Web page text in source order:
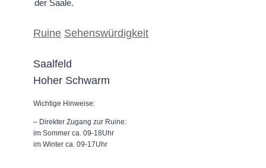
der Saale.
Ruine Sehenswürdigkeit
Saalfeld
Hoher Schwarm
Wichtige Hinweise:
– Direkter Zugang zur Ruine:
im Sommer ca. 09-18Uhr
im Winter ca. 09-17Uhr